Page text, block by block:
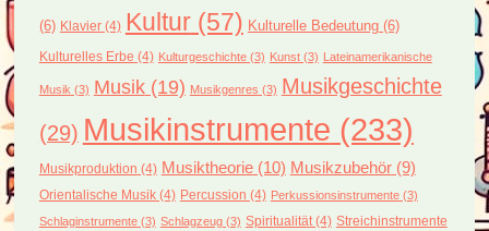
(6) Klavier(4) Kultur(57) Kulturelle Bedeutung(6)
Kulturelles Erbe (4) Kulturgeschichte(3) Kunst(3) Lateinamerikanische
Musik(3) Musik(19) Musikgenres (3) Musikgeschichte
(29) Musikinstrumente (233)
Musikproduktion (4) Musiktheorie(10) Musikzubehör(9)
Orientalische Musik(4) Percussion (4) Perkussionsinstrumente(3)
Schlaginstrumente(3) Schlagzeug(3) Spiritualität(4) Streichinstrumente